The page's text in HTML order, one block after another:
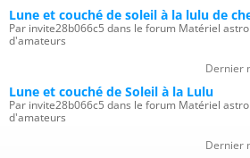
Lune et couché de soleil à la lulu de
Par invite28b066c5 dans le forum Matériel
d'amateurs
Dernier
Lune et couché de Soleil à la Lulu
Par invite28b066c5 dans le forum Matériel
d'amateurs
Dernier